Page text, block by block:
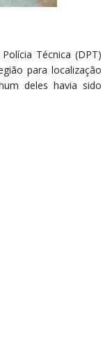
Técnica (DPT)
para localização
deles havia sido